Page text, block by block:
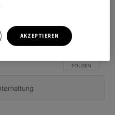
FOLGE DIESER
FOLGEN
AKZEPTIEREN